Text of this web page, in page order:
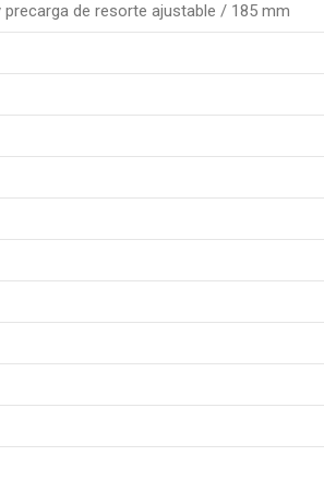
de resorte ajustable / 185 mm